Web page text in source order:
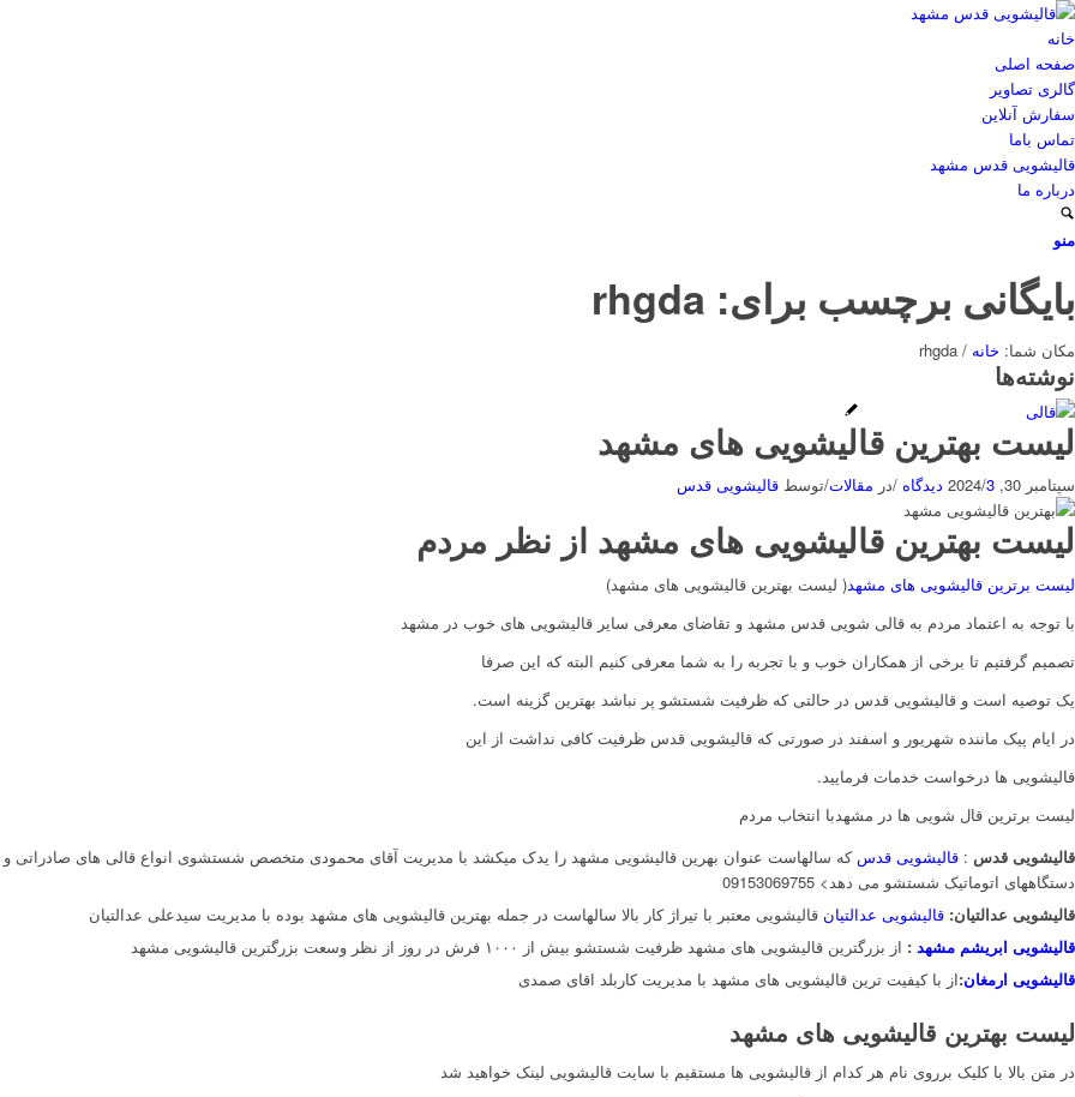
خانه
صفحه اصلی
گالری تصاویر
سفارش آنلاین
تماس باما
قالیشویی قدس مشهد
درباره ما
منو
بایگانی برچسب برای: rhgda
مکان شما: خانه /
rhgda
نوشته‌ها
لیست بهترین قالیشویی های مشهد
سپتامبر 30, 2024 /3 دیدگاه /در مقالات/توسط قالیشویی قدس
لیست بهترین قالیشویی های مشهد از نظر مردم
لیست برترین قالیشویی های مشهد( لیست بهترین قالیشویی های مشهد)
با توجه به اعتماد مردم به قالی شویی قدس مشهد و تقاضای معرفی سایر قالیشویی های خوب در مشهد
تصمیم گرفتیم تا برخی از همکاران خوب و با تجربه را به شما معرفی کنیم البته که این صرفا
یک توصیه است و قالیشویی قدس در حالتی که ظرفیت شستشو پر نباشد بهترین گزینه است.
در ایام پیک ماننده شهریور و اسفند در صورتی که قالیشویی قدس ظرفیت کافی نداشت از این
قالیشویی ها درخواست خدمات فرمایید.
لیست برترین قال شویی ها در مشهدبا انتخاب مردم
قالیشویی قدس : قالیشویی قدس
دستگاههای اتوماتیک شستشو می دهد> 09153069755
قالیشویی عدالتیان: قالیشویی عدالتیان قالیشویی معتبر با تیراژ کار بالا سالهاست در جمله بهترین قالیشویی های مشهد بوده با مدیریت سیدعلی عدالتیان
قالیشویی ابریشم مشهد : از بزرگترین قالیشویی های مشهد ظرفیت شستشو بیش از ۱۰۰۰ فرش در روز از نظر وسعت بزرگترین قالیشویی مشهد
قالیشویی ارمغان:از با کیفیت ترین قالیشویی های مشهد با مدیریت کاربلد اقای صمدی
لیست بهترین قالیشویی های مشهد
در متن بالا با کلیک برروی نام هر کدام از قالیشویی ها مستقیم با سایت قالیشویی لینک خواهید شد